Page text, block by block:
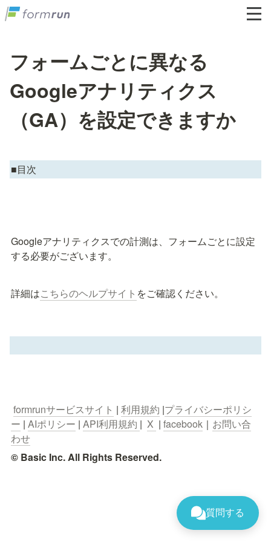
フォームごとに異なる
Googleアナリティクス
（GA）を設定できますか
■目次
Googleアナリティクスでの計測は、フォームごとに設定
する必要がございます。
詳細はこちらのヘルプサイト をご確認ください。
formrunサービスサイト | 利用規約 |プライバシーポリシ
ー | AIポリシー | API利用規約 | X | facebook ｜ お問い合
わせ
© Basic Inc. All Rights Reserved.